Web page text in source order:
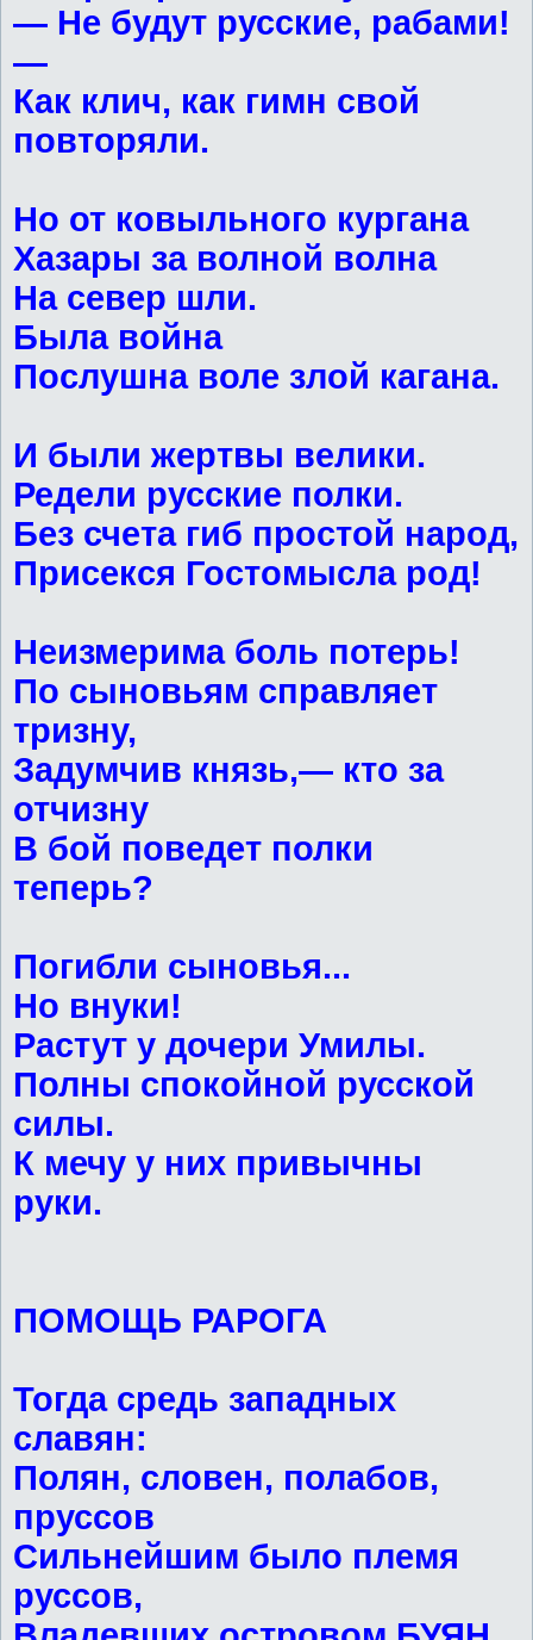
— Не будут русские, рабами!
—
Как клич, как гимн свой
повторяли.
Но от ковыльного кургана
Хазары за волной волна
На север шли.
Была война
Послушна воле злой кагана.
И были жертвы велики.
Редели русские полки.
Без счета гиб простой народ,
Присекся Гостомысла род!
Неизмерима боль потерь!
По сыновьям справляет
тризну,
Задумчив князь,— кто за
отчизну
В бой поведет полки
теперь?
Погибли сыновья...
Но внуки!
Растут у дочери Умилы.
Полны спокойной русской
силы.
К мечу у них привычны
руки.
ПОМОЩЬ РАРОГА
Тогда средь западных
славян:
Полян, словен, полабов,
пруссов
Сильнейшим было племя
руссов,